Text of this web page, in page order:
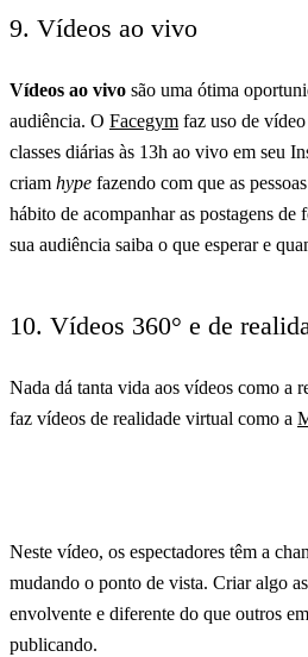
9. Vídeos ao vivo
Vídeos ao vivo são uma ótima
audiência. O Facegym faz uso de
classes diárias às 13h ao vivo em seu
criam hype fazendo com que as
hábito de acompanhar as postagens de
sua audiência saiba o que esperar e
10. Vídeos 360° e de
Nada dá tanta vida aos vídeos como a
faz vídeos de realidade virtual como a
Neste vídeo, os espectadores têm a
mudando o ponto de vista. Criar algo
envolvente e diferente do que outros
publicando.